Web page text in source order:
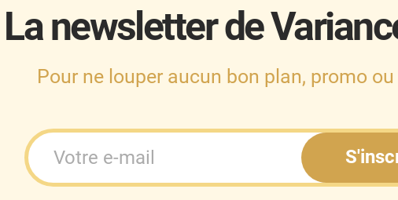
La newsletter de
Pour ne louper aucun bon plan, promo